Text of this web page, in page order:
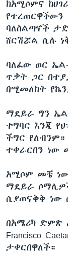
ከአሚሶምና
የተረጠርዋችውን
ባለስልጣኖች
ሸርሽሯል ሲሉ
ባለፈው ወር
ጥቃት ጋር
በሚመለከት
ማደይራ ግን
ተግባር እንጂ
ችግር
ተቀራርበን ነው
አሚሶም መቼ
ማደይራ
ሲያጠናቅቅ ነው
በአሜሪካ ድምጽ
Francisco
ታቀርበዋለች።